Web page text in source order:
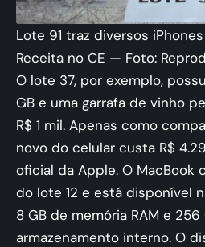
Lote 91 traz diversos
Receita no CE — Foto:
O lote 37, por exemplo,
GB e uma garrafa de vinho
R$ 1 mil. Apenas como
novo do celular custa R$
oficial da Apple. O MacBook
do lote 12 e está disponível
8 GB de memória RAM e 256
armazenamento interno. O